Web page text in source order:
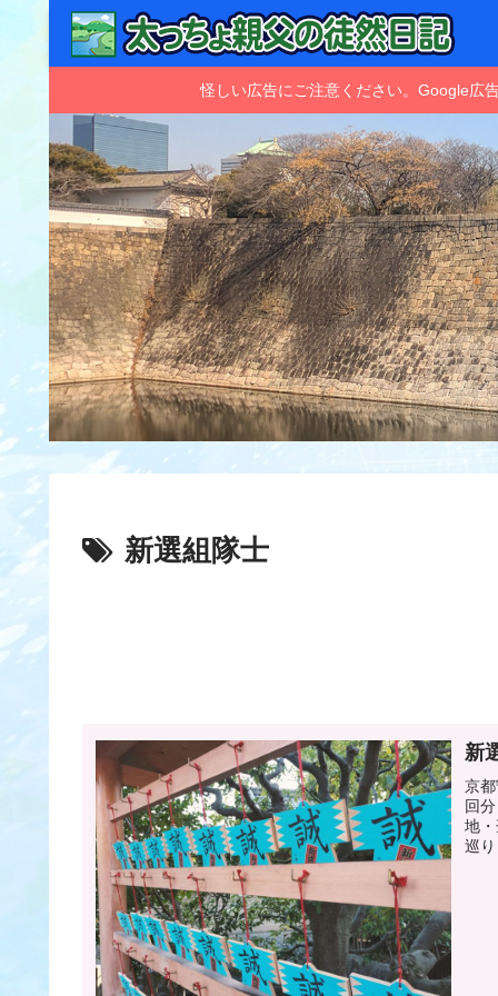
怪しい広告にご注意ください。Google広
新選組隊士
新
京
回
地
巡